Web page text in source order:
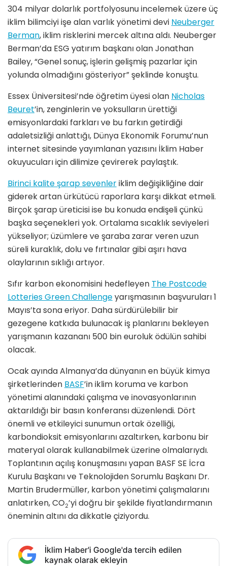
304 milyar dolarlık portfolyosunu incelemek üzere üç
iklim bilimciyi işe alan varlık yönetimi devi Neuberger
Berman, iklim risklerini mercek altına aldı. Neuberger
Berman’da ESG yatırım başkanı olan Jonathan
Bailey, “Genel sonuç, işlerin gelişmiş pazarlar için
yolunda olmadığını gösteriyor” şeklinde konuştu.
Essex Üniversitesi’nde öğretim üyesi olan Nicholas
Beuret’in, zenginlerin ve yoksulların ürettiği
emisyonlardaki farkları ve bu farkın getirdiği
adaletsizliği anlattığı, Dünya Ekonomik Forumu’nun
internet sitesinde yayımlanan yazısını İklim Haber
okuyucuları için dilimize çevirerek paylaştık.
Birinci kalite şarap sevenleriklim değişikliğine dair
giderek artan ürkütücü raporlara karşı dikkat etmeli.
Birçok şarap üreticisi ise bu konuda endişeli çünkü
başka seçenekleri yok. Ortalama sıcaklık seviyeleri
yükseliyor; üzümlere ve şaraba zarar veren uzun
süreli kuraklık, dolu ve fırtınalar gibi aşırı hava
olaylarının sıklığı artıyor.
Sıfır karbon ekonomisini hedefleyen The Postcode
Lotteries Green Challengeyarışmasının başvuruları 1
Mayıs’ta sona eriyor. Daha sürdürülebilir bir
gezegene katkıda bulunacak iş planlarını bekleyen
yarışmanın kazananı 500 bin euroluk ödülün sahibi
olacak.
Ocak ayında Almanya’da dünyanın en büyük kimya
şirketlerinden BASF’in iklim koruma ve karbon
yönetimi alanındaki çalışma ve inovasyonlarının
aktarıldığı bir basın konferansı düzenlendi. Dört
önemli ve etkileyici sunumun ortak özelliği,
karbondioksit emisyonlarını azaltırken, karbonu bir
materyal olarak kullanabilmek üzerine olmalarıydı.
Toplantının açılış konuşmasını yapan BASF SE İcra
Kurulu Başkanı ve Teknolojiden Sorumlu Başkanı Dr.
Martin Brudermüller, karbon yönetimi çalışmalarını
anlatırken, CO2’yi doğru bir şekilde fiyatlandırmanın
öneminin altını da dikkatle çiziyordu.
İklim Haber'i Google'da tercih edilen
kaynak olarak ekleyin